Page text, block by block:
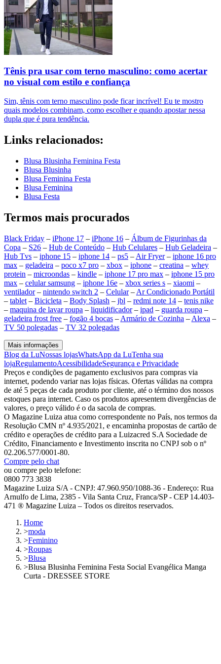
Tênis pra usar com terno masculino: como acertar
no visual com estilo e confiança
Sim, tênis com terno masculino pode ficar incrível! Eu te mostro
quais modelos combinam, como escolher e quando apostar nessa
dupla que é pura tendência.
Links relacionados:
Blusa Blusinha Feminina Festa
Blusa Blusinha
Blusa Feminina Festa
Blusa Feminina
Blusa Festa
Termos mais procurados
Black Friday – iPhone 17 – iPhone 16 – Álbum de Figurinhas da
Copa – S26 – Hub de Conteúdo – Hub Celulares – Hub Geladeira –
Hub Tvs – iphone 15 – iphone 14 – ps5 – Air Fryer– iphone 16 pro
max – geladeira – poco x7 pro – xbox – iphone – creatina – whey
protein – microondas – kindle – iphone 17 pro max – iphone 15 pro
max – celular samsung – iphone 16e – xbox series s – xiaomi –
ventilador– nintendo switch 2 – Celular– Ar Condicionado Portátil
– tablet – Bicicleta – Body Splash – jbl – redmi note 14 – tenis nike
– maquina de lavar roupa – liquidificador– ipad – guarda roupa –
geladeira frost free – fogão 4 bocas – Armário de Cozinha – Alexa –
TV 50 polegadas – TV 32 polegadas
Mais informações
Blog da LuNossas lojasWhatsApp da LuTenha sua
lojaRegulamentoAcessibilidadeSegurança e Privacidade
Preços e condições de pagamento exclusivos para compras via
internet, podendo variar nas lojas físicas. Ofertas válidas na compra
de até 5 peças de cada produto por cliente, até o término dos nossos
estoques para internet. Caso os produtos apresentem divergências de
valores, o preço válido é o da sacola de compras.
O Magazine Luiza atua como correspondente no País, nos termos da
Resolução CMN nº 4.935/2021, e encaminha propostas de cartão de
crédito e operações de crédito para a Luizacred S.A Sociedade de
Crédito, Financiamento e Investimento inscrita no CNPJ sob o nº
02.206.577/0001-80.
Compre pelo chat
ou compre pelo telefone:
0800 773 3838
Magazine Luiza S/A - CNPJ: 47.960.950/1088-36 - Endereço: Rua
Arnulfo de Lima, 2385 - Vila Santa Cruz, Franca/SP - CEP 14.403-
471 ® Magazine Luiza – Todos os direitos reservados.
Home
>moda
>Feminino
>Roupas
>Blusa
>Blusa Blusinha Feminina Festa Social Evangélica Manga
Curta - DRESSEE STORE